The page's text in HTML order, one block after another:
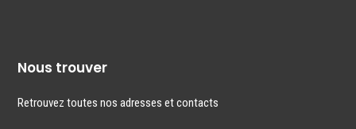
Nous trouver
Retrouvez toutes nos adresses et contacts